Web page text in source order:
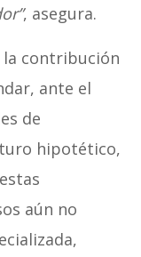
, asegura.
contribución
ante el
de
hipotético,
aún no